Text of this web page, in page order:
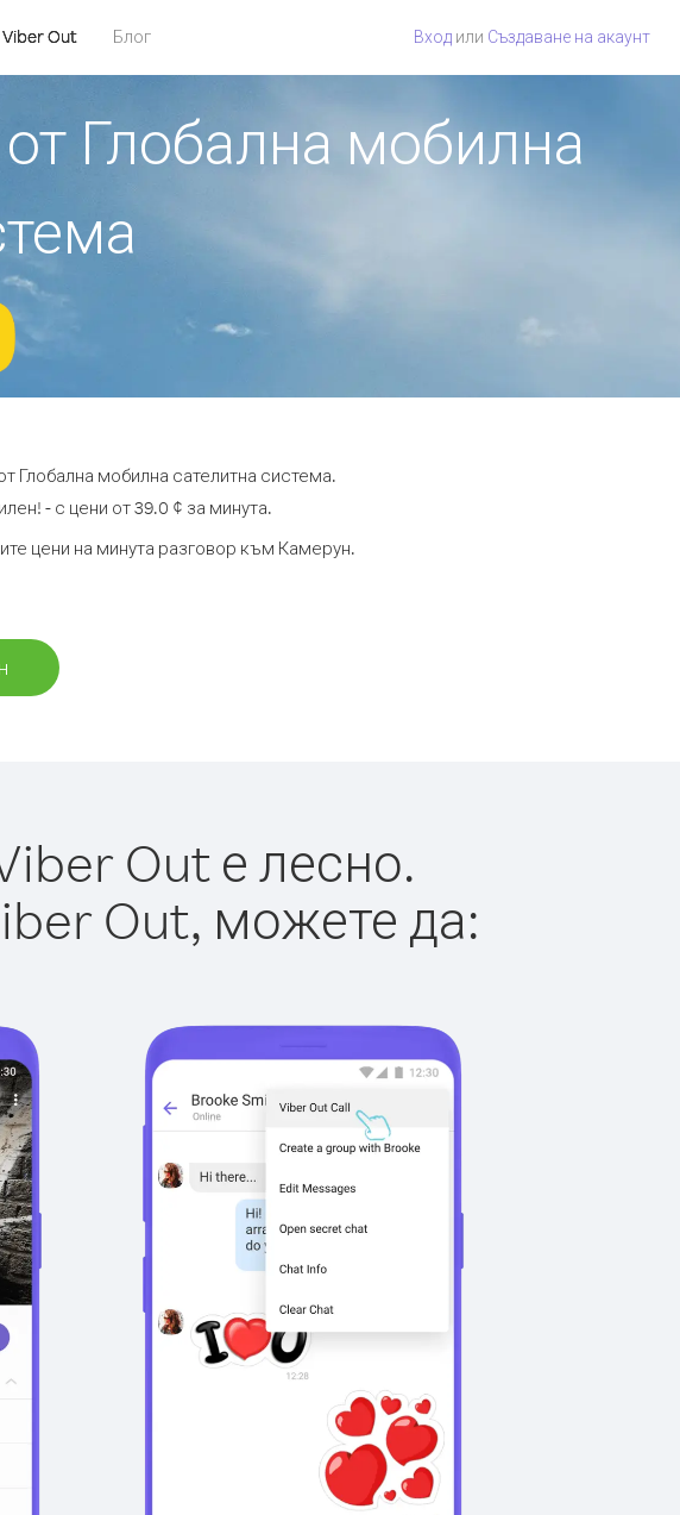
Viber Out Блог Вход или Създаване на акаунт
Глобална мобилна
Глобална мобилна сателитна система.
- с цени от 39.0 ¢ за минута.
цени на минута разговор към Камерун.
Out е лесно.
Out, можете да: